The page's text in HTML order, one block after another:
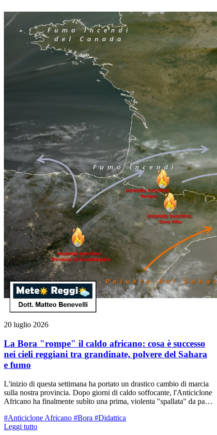
20 luglio 2026
La Bora "rompe" il caldo africano: cosa è successo
nei cieli reggiani tra grandinate, polvere del Sahara
e fumo
L'inizio di questa settimana ha portato un drastico cambio di marcia
sulla nostra provincia. Dopo giorni di caldo soffocante, l'Anticiclone
Africano ha finalmente subìto una prima, violenta "spallata" da parte
segnali di cedimento li avevamo già avvertiti durante la giornata di
domenica 19 luglio, quando il contrasto in quota tra l'aria bollente
#Anticiclone Africano #Bora #Didattica
Leggi tutto